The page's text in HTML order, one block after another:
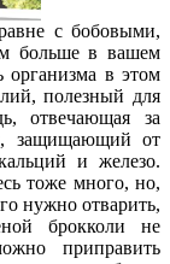
с бобовыми,
больше в вашем
организма в этом
полезный для
отвечающая за
защищающий от
и железо.
тоже много, но,
нужно отварить,
брокколи не
приправить